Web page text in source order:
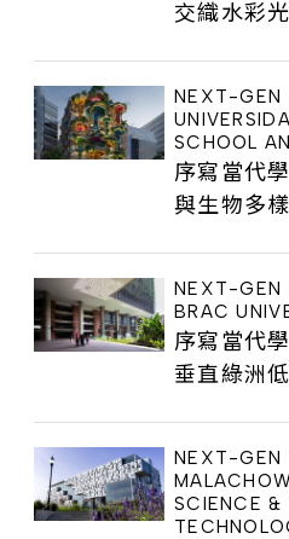
交織水彩
NEXT-GEN
SCHOOL
序寫當代
與生物多
NEXT-GEN
BRAC
序寫當代
垂直綠洲
NEXT-GEN
SCIENCE &